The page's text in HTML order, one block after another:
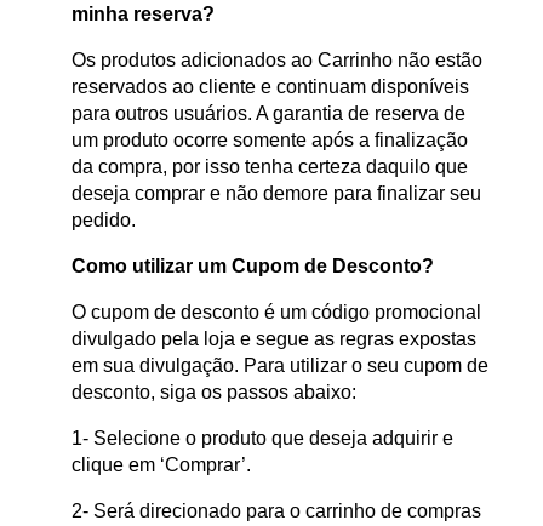
minha reserva?
Os produtos adicionados ao Carrinho não estão
reservados ao cliente e continuam disponíveis
para outros usuários. A garantia de reserva de
um produto ocorre somente após a finalização
da compra, por isso tenha certeza daquilo que
deseja comprar e não demore para finalizar seu
pedido.
Como utilizar um Cupom de Desconto?
O cupom de desconto é um código promocional
divulgado pela loja e segue as regras expostas
em sua divulgação. Para utilizar o seu cupom de
desconto, siga os passos abaixo:
1- Selecione o produto que deseja adquirir e
clique em ‘Comprar’.
2- Será direcionado para o carrinho de compras